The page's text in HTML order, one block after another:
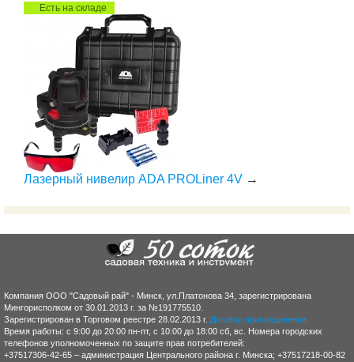
Есть на складе
Лазерный нивелир ADA PROLiner 4V →
Компания ООО "Садовый рай" - Минск, ул.Платонова 34, зарегистрирована
Мингорисполком от 30.01.2013 г. за №191775510.
Зарегистрирован в Торговом реестре 28.02.2013 г. Договор присоединения
Время работы: с 9:00 до 20:00 пн-пт, с 10:00 до 18:00 сб, вс. Номера городских
телефонов уполномоченных по защите прав потребителей:
+37517306-42-65 – администрация Центрального района г. Минска; +37517218-00-82